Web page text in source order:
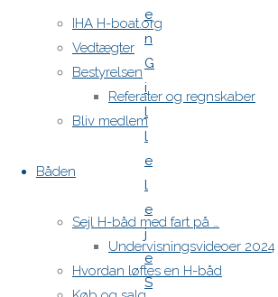
IHA H-boat.org
Vedtægter
Bestyrelsen
Referater og regnskaber
Bliv medlem
Båden
Sejl H-båd med fart på …
Undervisningsvideoer 2024
Hvordan løftes en H-båd
e
n
G
i
l
l
e
l
e
j
e
S